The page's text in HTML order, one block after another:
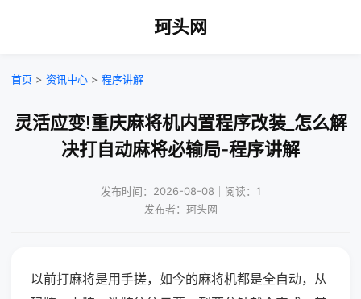
珂头网
首页 > 资讯中心 > 程序讲解
灵活应变!重庆麻将机内置程序改装_怎么解
决打自动麻将必输局-程序讲解
发布时间：2026-08-08｜阅读：1
发布者：珂头网
以前打麻将是用手搓，如今的麻将机都是全自动，从